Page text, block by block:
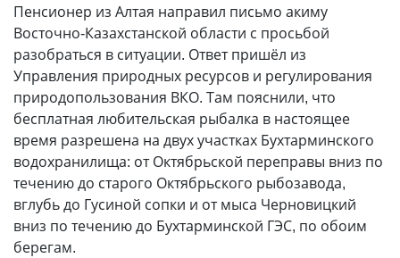
Пенсионер из Алтая направил письмо акиму
Восточно-Казахстанской области с просьбой
разобраться в ситуации. Ответ пришёл из
Управления природных ресурсов и регулирования
природопользования ВКО. Там пояснили, что
бесплатная любительская рыбалка в настоящее
время разрешена на двух участках Бухтарминского
водо­хранилища: от Октябрьской переправы вниз по
течению до старого Октябрьского рыбозавода,
вглубь до Гусиной сопки и от мыса Черновицкий
вниз по течению до Бухтарминской ГЭС, по обоим
берегам.